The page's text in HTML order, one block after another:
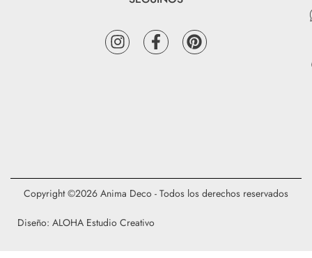
Diseño: ALOHA Estudio Creativo
Copyright ©2026 Anima Deco - Todos los derechos reservados